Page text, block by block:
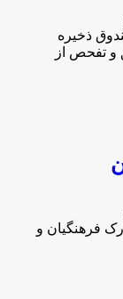
ذخیره
و تفحص از
فرهنگیان و